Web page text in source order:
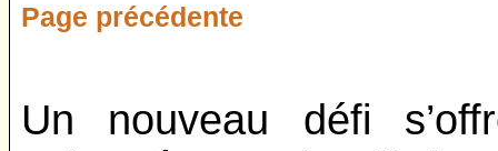
Page précédente
Un nouveau défi